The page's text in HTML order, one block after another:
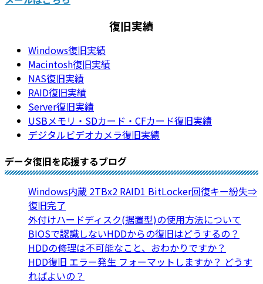
復旧実績
Windows復旧実績
Macintosh復旧実績
NAS復旧実績
RAID復旧実績
Server復旧実績
USBメモリ・SDカード・CFカード復旧実績
デジタルビデオカメラ復旧実績
データ復旧を応援するブログ
Windows内蔵 2TBx2 RAID1 BitLocker回復キー紛失⇒
復旧完了
外付けハードディスク(据置型)の使用方法について
BIOSで認識しないHDDからの復旧はどうするの？
HDDの修理は不可能なこと、おわかりですか？
HDD復旧 エラー発生 フォーマットしますか？ どうす
ればよいの？